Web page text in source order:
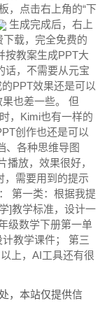
，点击右上角的“下
生成完成后，右上
载，完全免费的
按教案生成PPT大
话，不需要从元宝
PPT效果还是可以
也差一些。 但
，Kimi也有一样的
创作也还是可以
、各种思维导图
播放，效果很好，
，需要用到的提示
第一类：根据我提
]教学标准，设计一
级数学下册第一单
教学课件；
第三
上，AI工具还有很
，本站仅提供信